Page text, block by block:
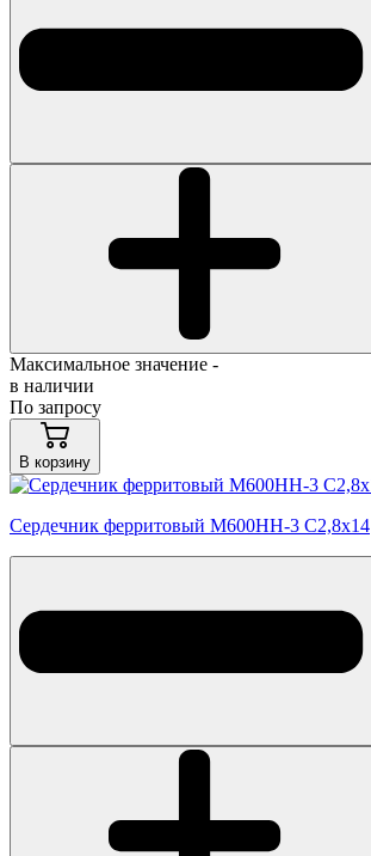
Максимальное значение -
в наличии
По запросу
В корзину
Сердечник ферритовый М600НН-3 С2,8х14